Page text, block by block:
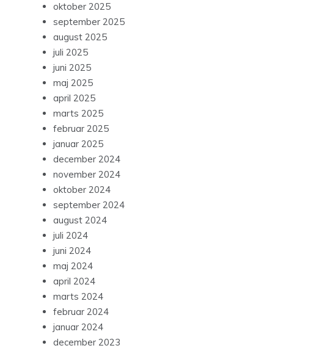
oktober 2025
september 2025
august 2025
juli 2025
juni 2025
maj 2025
april 2025
marts 2025
februar 2025
januar 2025
december 2024
november 2024
oktober 2024
september 2024
august 2024
juli 2024
juni 2024
maj 2024
april 2024
marts 2024
februar 2024
januar 2024
december 2023